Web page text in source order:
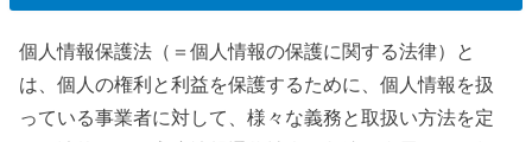
個人情報保護法（＝個人情報の保護に関する法律）と
は、個人の権利と利益を保護するために、個人情報を扱
っている事業者に対して、様々な義務と取扱い方法を定